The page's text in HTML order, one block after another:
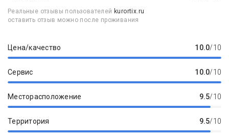
Реальные отзывы пользователей kurortix.ru
оставить отзыв можно после проживания
Цена/качество 10.0/10
Сервис 10.0/10
Месторасположение 9.5/10
Территория 9.5/10